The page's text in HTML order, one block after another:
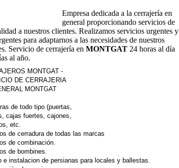
Empresa dedicada a la cerrajería en
general proporcionando servicios de
a nuestros clientes. Realizamos servicios urgentes y
para adaptarnos a las necesidades de nuestros
Servicio de cerrajería en MONTGAT 24 horas al día
al año.
MONTGAT -
DE CERRAJERIA
MONTGAT
de todo tipo (puertas,
cajas fuertes, cajones,
etc.
de cerradura de todas las marcas
de combinación.
de bombines.
e instalacion de persianas para locales y ballestas.